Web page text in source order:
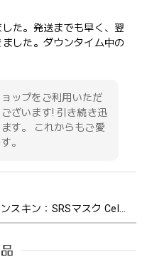
た。発送までも早く、翌
した。ダウンタイム中の
ップをご利用いただ
ざいます! 引き続き迅
す。 これからもご愛
。